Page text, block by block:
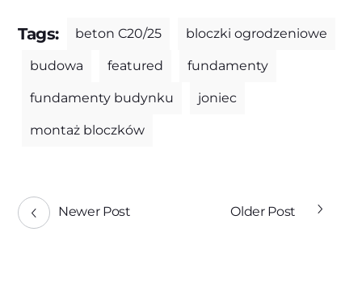
Tags: beton C20/25 bloczki ogrodzeniowe
budowa featured fundamenty
fundamenty budynku joniec
montaż bloczków
Newer Post Older Post